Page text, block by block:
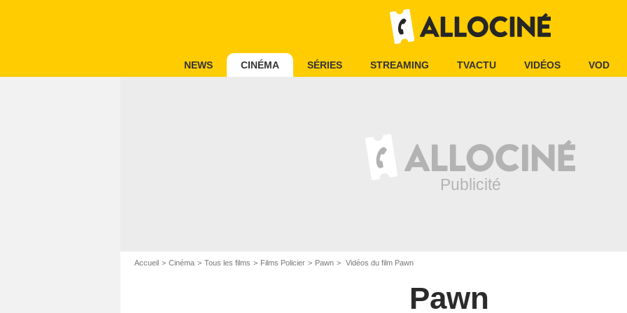
NEWS CINÉMA SÉRIES STREAMING TVACTU VIDÉOS VOD
Accueil Cinéma Tous les films Films Policier Pawn Vidéos du film Pawn
Pawn